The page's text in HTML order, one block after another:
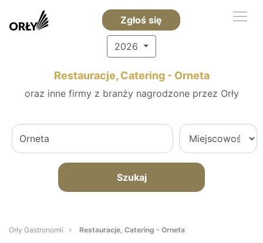
Zgłoś się
2026
Restauracje, Catering - Orneta
oraz inne firmy z branży nagrodzone przez Orły
Szukaj
Orły Gastronomii Restauracje, Catering - Orneta